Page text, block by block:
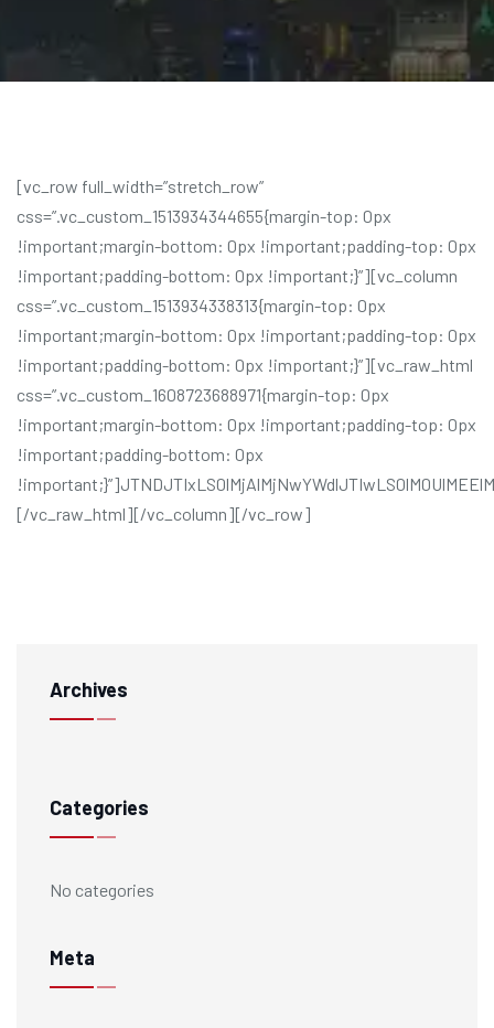
[vc_row full_width=”stretch_row” css=”.vc_custom_1513934344655{margin-top: 0px !important;margin-bottom: 0px !important;padding-top: 0px !important;padding-bottom: 0px !important;}”][vc_column css=”.vc_custom_1513934338313{margin-top: 0px !important;margin-bottom: 0px !important;padding-top: 0px !important;padding-bottom: 0px !important;}”][vc_raw_html css=”.vc_custom_1608723688971{margin-top: 0px !important;margin-bottom: 0px !important;padding-top: 0px !important;padding-bottom: 0px !important;}”]JTNDJTIxLS0lMjAlMjNwYWdlJTIwLS0lM0UlMEElM0NkaXYlMjBpZCUzRCUyMnBhZ2UlMjIlMjBjbGFzcyUzRCUyMnNpdGUlMjIlM0UlMEElM0MlMjEtLSUyMCUyM2NvbnRlbnQlMjAtLSUzRSUwQSUzQ2RpdiUyMGlkJTNEJTIyY29udGVudCUyMiUyMGNsYXNzJTNEJTIyc2l0ZS1jb250ZW50JTIyJTNFJTBBJTNDZGl2JTIwaWQlM0QlMjJwcmltYXJ5JTIyJTIwY2xhc3MlM0QlMjJjb250ZW50LWFyZWElMjIlM0UlMEElM0NtYWluJTIwaWQlM0QlMjJtYWluJTIyJTIwY2xhc3MlM0QlMjJzaXRlLW1haW4lMjIlM0UlMEElM0NkaXYlMjBjbGFzcyUzRCUyMmNvbnRhaW5lciUyMiUzRSUwQSUzQ2FydGljbGUlMjBpZCUzRCUyMnBvc3QtMzEyMCUyMiUyMGNsYXNzJTNEJTIycG9zdC0zMTIwJTIwcGFnZSUyMHR5cGUtcGFnZSUyMHN0YXR1cy1wdWJsaXNoJTIwaGVudHJ5JTIyJTNFJTBBJTNDaGVhZGVyJTIwY2xhc3MlM0QlMjJlbnRyeS1oZWFkZXIlMjIlM0UlMEElM0MlMkZoZWFkZXIlM0UlM0MlMjEtLSUyMC5lbnRyeS1oZWFkZXIlMjAtLSUzRSUwQSUzQ2RpdiUyMGNsYXNzJTNEJTIyZW50cnktY29udGVudCUyMiUzRSUwQSUzQ2RpdiUyMGNsYXNzJTNEJTIydmNfcm93JTIwd3BiX3JvdyUyMHZjX3Jvdy1mbHVpZCUyMHZjX2N1c3RvbV8xNTEyMDE4Mzc3NTkxJTIyJTNFJTNDZGl2JTIwY2xhc3MlM0QlMjJ3cGJfY29sdW1uJTIwdmNfY29sdW1uX2NvbnRhaW5lciUyMHZjX2NvbC1zbS0xMiUyMiUzRSUzQ2RpdiUyMGNsYXNzJTNEJTIydmNfY29sdW1uLWlubmVyJTIwdmNfY3VzdG9tXzE1MTQ2MTYxNjY4NzAlMjIlM0UlM0NkaXYlMjBjbGFzcyUzRCUyMndwYl93cmFwcGVyJTIyJTNFJTBBJTNDZGl2JTIwY2xhc3MlM0QlMjJ3cGJfcmF3X2NvZGUlMjB3cGJfY29udGVudF9lbGVtZW50JTIwd3BiX3Jhd19odG1sJTIwdmNfY3VzdG9tXzE1MTQ2MTYxNDEwMTElMjIlMjAlM0UlMEElM0NkaXYlMjBjbGFzcyUzRCUyMndwYl93cmFwcGVyJTIyJTNFJTBBJTNDZGl2JTIwaWQlM0QlMjJjb250ZW50JTIyJTIwY2xhc3MlM0QlMjJzaXRlLWNvbnRlbnQlMjIlM0UlM0NkaXYlMjBpZCUzRCUyMnByaW1hcnklMjIlMjBjbGFzcyUzRCUyMmNvbnRlbnQtYXJlYSUyMiUzRSUzQ21haW4lMjBpZCUzRCUyMm1haW4lMjIlMjBjbGFzcyUzRCUyMnNpdGUtbWFpbiUyMHBvc3QtMjA2MyUyMHBvc3QlMjB0eXBlLXBvc3QlMjBzdGF0dXMtcHVibGlzaCUyMGZvcm1hdC1zdGFuZGFyZCUyMGhhcy1wb3N0LXRodW1ibmFpbCUyMGhlbnRyeSUyMGNhdGVnb3J5LWJ1c2luZXNzLXBsYW5zJTIwdGFnLWJ1c2luZXNzJTIwdGFnLWNvbnN1bHRpbmclMjB0YWctZmluYW5jaWFsLXBsYW5uaW5nJTIwdGFnLWZ1bmRzJTIwdGFnLWxvd2VyLXN0YWZmJTIyJTIwJTNFJTNDJTIxLS0lMjB3cmFwZXJfYmxvZ19tYWluJTIwLS0lM0UlM0NkaXYlMjBjbGFzcyUzRCUyMndyYXBlcl9ibG9nX21haW4lMjIlM0UlM0NkaXYlMjBjbGFzcyUzRCUyMmNvbnRhaW5lciUyMiUzRSUzQyUyMS0tJTIwcm93JTIwLS0lM0UlM0NkaXYlMjBjbGFzcyUzRCUyMnJvdyUyMiUzRSUzQ2RpdiUyMGNsYXNzJTNEJTIyY29sLWxnLTEyJTIwY29sLW1kLTEyJTIwY29sLXNtLTEyJTIwY29sLXhzLTEyJTIyJTNFJTNDJTIxLS0lMjBibG9nX21haW4lMjAtLSUzRSUzQ2RpdiUyMGNsYXNzJTNEJTIyYmxvZ19tYWluJTIyJTNFJTNDZGl2JTIwY2xhc3MlM0QlMjJyb3clMjIlM0UlM0NkaXYlMjBjbGFzcyUzRCUyMmNvbC1sZy00JTIwY29sLW1kLTQlMjBjb2wtc20tNiUyMGNvbC14cy0xMiUyMiUzRSUzQ2FydGljbGUlMjBpZCUzRCUyMnBvc3QtMjA2MyUyMiUyMGNsYXNzJTNEJTIyc3R5bGUtb25lJTIwcG9zdC0yMDYzJTIwcG9zdCUyMHR5cGUtcG9zdCUyMHN0YXR1cy1wdWJsaXNoJTIwZm9ybWF0LXN0YW5kYXJkJTIwaGFzLXBvc3QtdGh1bWJuYWlsJTIwaGVudHJ5JTIwY2F0ZWdvcnktYnVzaW5lc3MtcGxhbnMlMjB0YWctYnVzaW5lc3MlMjB0YWctY29uc3VsdGluZyUyMHRhZy1maW5hbmNpYWwtcGxhbm5pbmclMjB0YWctZnVuZHMlMjB0YWctbG93ZXItc3RhZmYlMjIlM0UlM0NkaXYlMjBjbGFzcyUzRCUyMnBvc3QtdGh1bWJuYWlsJTIyJTNFJTNDaW1nJTIwc3JjJTNEJTIyaHR0cHMlM0ElMkYlMkZjb25zdWx0aXgucmFkaWFudHRoZW1lcy5jb20lMkZkZW1vLWZpdmUlMkZ3cC1jb250ZW50JTJGdGhlbWVzJTJGY29uc3VsdGl4JTJGaW1hZ2VzJTJGbm8taW1hZ2UtZm91bmQtMzYweDI1MC5wbmclMjIlMjBhbHQlM0QlMjJubyUyMGltYWdlJTIwZm91bmQlMjIlMjB3aWR0aCUzRCUyMjM3MCUyMiUyMGhlaWdodCUzRCUyMjE5MCUyMiUzRSUzQ2RpdiUyMGNsYXNzJTNEJTIycGxhY2Vob2xkZXIlMjIlM0UlM0NhJTIwaHJlZiUzRCUyMmh0dHBzJTNBJTJGJTJGY29uc3VsdGl4LnJhZGlhbnR0aGVtZXMuY29tJTJGZGVtby1maXZlJTJGZmluYW5jaWFsLXNlcnZpY2VzLWZpdmUtd2F5cy10by1zdGFydCUyRiUyMiUzRSUzQ2ltZyUyMHdpZHRoJTNEJTIyNjQwJTIyJTIwaGVpZ2h0JTNEJTIyMzE3JTIyJTIwc3JjJTNEJTIyaHR0cHMlM0ElMkYlMkZjb25zdWx0aXgucmFkaWFudHRoZW1lcy5jb20lMkZkZW1vLWZpdmUlMkZ3cC1jb250ZW50JTJGdXBsb2FkcyUyRnNpdGVzJTJGMiUyRjIwMTclMkYxMSUyRkZpbmFuY2lhbC1TZXJ2aWNlcy1GaXZlLVdheXMtdG8tU3RhcnQuanBnJTIyJTIwY2xhc3MlM0QlMjJhdHRhY2htZW50LWxhcmdlJTIwc2l6ZS1sYXJnZSUyMHdwLXBvc3QtaW1hZ2UlMjIlMjBhbHQlM0QlMjJGaW5hbmNpYWwlMjBTZXJ2aWNlcyUyMCVFMiU4MCU5MyUyMEZpdmUlMjBXYXlzJTIwdG8lMjBTdGFydCUyMiUyMHNyY3NldCUzRCUyMmh0dHBzJTNBJTJGJTJGY29uc3VsdGl4LnJhZGlhbnR0aGVtZXMuY29tJTJGZGVtby1maXZlJTJGd3AtY29udGVudCUyRnVwbG9hZHMlMkZzaXRlcyUyRjIlMkYyMDE3JTJGMTElMkZGaW5hbmNpYWwtU2VydmljZXMtRml2ZS1XYXlzLXRvLVN0YXJ0LmpwZyUyMDg0OHclMkMlMjBodHRwcyUzQSUyRiUyRmNvbnN1bHRpeC5yYWRpYW50dGhlbWVzLmNvbSUyRmRlbW8tZml2ZSUyRndwLWNvbnRlbnQlMkZ1cGxvYWRzJTJGc2l0ZXMlMkYyJTJGMjAxNyUyRjExJTJGRmluYW5jaWFsLVNlcnZpY2VzLUZpdmUtV2F5cy10by1TdGFydC5qcGclMjAzMDB3JTJDJTIwaHR0cHMlM0ElMkYlMkZjb25zdWx0aXgucmFkaWFudHRoZW1lcy5jb20lMkZkZW1vLWZpdmUlMkZ3cC1jb250ZW50JTJGdXBsb2FkcyUyRnNpdGVzJTJGMiUyRjIwMTclMkYxMSUyRkZpbmFuY2lhbC1TZXJ2aWNlcy1GaXZlLVdheXMtdG8tU3RhcnQuanBnJTIwNzY4dyUyMiUyMHNpemVzJTNEJTIyJTI4bWF4LXdpZHRoJTNBJTIwNjQwcHglMjklMjAxMDB2dyUyQyUyMDY0MHB4JTIyJTIwJTJGJTNFJTNDJTJGYSUzRSUzQyUyRmRpdiUzRSUzQyUyRmRpdiUzRSUzQyUyMS0tJTIwLnBvc3QtdGh1bWJuYWlsJTIwLS0lM0UlM0NkaXYlMjBjbGFzcyUzRCUyMmVudHJ5LW1haW4lMjBtYXRjaEhlaWdodCUyMiUzRSUzQ2hlYWRlciUyMGNsYXNzJTNEJTIyZW50cnktaGVhZGVyJTIyJTNFJTNDaDMlMjBjbGFzcyUzRCUyMmVudHJ5LXRpdGxlJTIyJTNFJTNDYSUyMGhyZWYlM0QlMjJodHRwcyUzQSUyRiUyRmNvbnN1bHRpeC5yYWRpYW50dGhlbWVzLmNvbSUyRmRlbW8tZml2ZSUyRmZpbmFuY2lhbC1zZXJ2aWNlcy1maXZlLXdheXMtdG8tc3RhcnQlMkYlMjIlMjByZWwlM0QlMjJib29rbWFyayUyMiUzRUZpbmFuY2lhbCUyMFNlcnZpY2VzJTIwJTI2JTIzODIxMSUzQiUyMEZpdmUlMjBXYXlzJTIwdG8lMjBTdGFydCUzQyUyRmElM0UlM0MlMkZoMyUzRSUwOSUwOSUzQyUyRmhlYWRlciUzRSUzQyUyMS0tJTIwLmVudHJ5LWhlYWRlciUyMC0tJTNFJTNDZGl2JTIwY2xhc3MlM0QlMjJlbnRyeS1jb250ZW50JTIyJTNFTG9yZW0lMjBJcHN1bSUyMGlzJTIwc2ltcGx5JTIwZHVtbXklMjB0ZXh0JTIwb2YlMjB0aGUlMjBwcmludGluZyUyMGFuZCUyMHR5cGVzZXR0aW5nJTIwaW5kdXN0cnkuJTIwTG9yZW0lMjBJcHN1bSUyMGhhcyUyMGJlZW4lMjB0aGUlMjAuLi4lMDklMDklM0MlMkZkaXYlM0UlM0MlMjEtLSUyMC5lbnRyeS1jb250ZW50JTIwLS0lM0UlM0MlMkZkaXYlM0UlM0MlMjEtLSUyMC5lbnRyeS1tYWluJTIwLS0lM0UlM0NkaXYlMjBjbGFzcyUzRCUyMnBvc3QtbWV0YSUyMiUzRSUzQ3NwYW4lM0UlM0NpJTIwY2xhc3MlM0QlMjJmYSUyMGZhLXVzZXItbyUyMiUzRSUzQyUyRmklM0UlMjAlM0NhJTIwaHJlZiUzRCUyMmh0dHAlM0ElMkYlMkZ3d3cud2Vic2l0ZS5jb20lMjIlMjB0aXRsZSUzRCUyMlZpc2l0JTIwSm9obiUyMERvZSUyNiUyMzgyMTclM0JzJTIwd2Vic2l0ZSUyMiUyMHJlbCUzRCUyMmF1dGhvciUyMGV4dGVybmFsJTIyJTNFSm9obiUyMERvZSUzQyUyRmElM0UlM0MlMkZzcGFuJTNFJTNDc3BhbiUzRSUzQ2klMjBjbGFzcyUzRCUyMmZhJTIwZmEtY29tbWVudHMtbyUyMiUzRSUzQyUyRmklM0UlMjBObyUyMENvbW1lbnRzJTNDJTJGc3BhbiUzRSUzQyUyRmRpdiUzRSUzQyUyMS0tJTIwLnBvc3QtbWV0YSUyMC0tJTNFJTNDJTJGYXJ0aWNsZSUzRSUzQyUyMS0tJTIwJTIzcG9zdC0lMjMlMjMlMjAtLSUzRSUzQyUyRmRpdiUzRSUzQ2RpdiUyMGNsYXNzJTNEJTIyY29sLWxnLTQlMjBjb2wtbWQtNCUyMGNvbC1zbS02JTIwY29sLXhzLTEyJTIyJTNFJTNDYXJ0aWNsZSUyMGlkJTNEJTIycG9zdC0yMDU2JTIyJTIwY2xhc3MlM0QlMjJzdHlsZS1vbmUlMjBwb3N0LTIwNTYlMjBwb3N0JTIwdHlwZS1wb3N0JTIwc3RhdHVzLXB1Ymxpc2glMjBmb3JtYXQtc3RhbmRhcmQlMjBoYXMtcG9zdC10aHVtYm5haWwlMjBoZW50cnklMjBjYXRlZ29yeS1mdW5kaW5nLXRyZW5kcyUyMHRhZy1idXNpbmVzcyUyMHRhZy1jb25zdWx0aW5nJTIwdGFnLWZpbmFuY2lhbC1wbGFubmluZyUyMHRhZy1mdW5kcyUyMHRhZy1sb3dlci1zdGFmZiUyMiUzRSUzQ2RpdiUyMGNsYXNzJTNEJTIycG9zdC10aHVtYm5haWwlMjIlM0UlM0NpbWclMjBzcmMlM0QlMjJodHRwcyUzQSUyRiUyRmNvbnN1bHRpeC5yYWRpYW50dGhlbWVzLmNvbSUyRmRlbW8tZml2ZSUyRndwLWNvbnRlbnQlMkZ0aGVtZXMlMkZjb25zdWx0aXglMkZpbWFnZXMlMkZuby1pbWFnZS1mb3VuZC0zNjB4MjUwLnBuZyUyMiUyMGFsdCUzRCUyMm5vJTIwaW1hZ2UlMjBmb3VuZCUyMiUyMHdpZHRoJTNEJTIyMzcwJTIyJTIwaGVpZ2h0JTNEJTIyMTkwJTIyJTNFJTNDZGl2JTIwY2xhc3MlM0QlMjJwbGFjZWhvbGRlciUyMiUzRSUzQ2ElMjBocmVmJTNEJTIyaHR0cHMlM0ElMkYlMkZjb25zdWx0aXgucmFkaWFudHRoZW1lcy5jb20lMkZkZW1vLWZpdmUlMkZjb21tb24tbWlzdGFrZXMtd2hlbi1tYW5hZ2luZy1maW5hbmNlcyUyRiUyMiUzRSUzQ2ltZyUyMHdpZHRoJTNEJTIyNjQwJTIyJTIwaGVpZ2h0JTNEJTIyMzE3JTIyJTIwc3JjJTNEJTIyaHR0cHMlM0ElMkYlMkZjb25zdWx0aXgucmFkaWFudHRoZW1lcy5jb20lMkZkZW1vLWZpdmUlMkZ3cC1jb250ZW50JTJGdXBsb2FkcyUyRnNpdGVzJTJGMiUyRjIwMTclMkYxMSUyRlRoZS1tb3N0LWNvbW1vbi1taXN0YWtlcy13aGVuLW1hbmFnaW5nLXBlcnNvbmFsLWZpbmFuY2VzLmpwZyUyMiUyMGNsYXNzJTNEJTIyYXR0YWNobWVudC1sYXJnZSUyMHNpemUtbGFyZ2UlMjB3cC1wb3N0LWltYWdlJTIyJTIwYWx0JTNEJTIyJTIyJTIwc3Jjc2V0JTNEJTIyaHR0cHMlM0ElMkYlMkZjb25zdWx0aXgucmFkaWFudHRoZW1lcy5jb20lMkZkZW1vLWZpdmUlMkZ3cC1jb250ZW50JTJGdXBsb2FkcyUyRnNpdGVzJTJGMiUyRjIwMTclMkYxMSUyRlRoZS1tb3N0LWNvbW1vbi1taXN0YWtlcy13aGVuLW1hbmFnaW5nLXBlcnNvbmFsLWZpbmFuY2VzLmpwZyUyMDg0OHclMkMlMjBodHRwcyUzQSUyRiUyRmNvbnN1bHRpeC5yYWRpYW50dGhlbWVzLmNvbSUyRmRlbW8tZml2ZSUyRndwLWNvbnRlbnQlMkZ1cGxvYWRzJTJGc2l0ZXMlMkYyJTJGMjAxNyUyRjExJTJGVGhlLW1vc3QtY29tbW9uLW1pc3Rha2VzLXdoZW4tbWFuYWdpbmctcGVyc29uYWwtZmluYW5jZXMuanBnJTIwMzAwdyUyQyUyMGh0dHBzJTNBJTJGJTJGY29uc3VsdGl4LnJhZGlhbnR0aGVtZXMuY29tJTJGZGVtby1maXZlJTJGd3AtY29udGVudCUyRnVwbG9hZHMlMkZzaXRlcyUyRjIlMkYyMDE3JTJGMTElMkZUaGUtbW9zdC1jb21tb24tbWlzdGFrZXMtd2hlbi1tYW5hZ2luZy1wZXJzb25hbC1maW5hbmNlcy5qcGclMjA3Njh3JTIyJTIwc2l6ZXMlM0QlMjIlMjhtYXgtd2lkdGglM0ElMjA2NDBweCUyOSUyMDEwMHZ3JTJDJTIwNjQwcHglMjIlMjAlMkYlM0UlM0MlMkZhJTNFJTNDJTJGZGl2JTNFJTNDJTJGZGl2JTNFJTNDJTIxLS0lMjAucG9zdC10aHVtYm5haWwlMjAtLSUzRSUzQ2RpdiUyMGNsYXNzJTNEJTIyZW50cnktbWFpbiUyMG1hdGNoSGVpZ2h0JTIyJTNFJTNDaGVhZGVyJTIwY2xhc3MlM0QlMjJlbnRyeS1oZWFkZXIlMjIlM0UlM0NoMyUyMGNsYXNzJTNEJTIyZW50cnktdGl0bGUlMjIlM0UlM0NhJTIwaHJlZiUzRCUyMmh0dHBzJTNBJTJGJTJGY29uc3VsdGl4LnJhZGlhbnR0aGVtZXMuY29tJTJGZGVtby1maXZlJTJGY29tbW9uLW1pc3Rha2VzLXdoZW4tbWFuYWdpbmctZmluYW5jZXMlMkYlMjIlMjByZWwlM0QlMjJib29rbWFyayUyMiUzRUNvbW1vbiUyMG1pc3Rha2VzJTIwd2hlbiUyMG1hbmFnaW5nJTIwZmluYW5jZXMlM0MlMkZhJTNFJTNDJTJGaDMlM0UlMDklMDklM0MlMkZoZWFkZXIlM0UlM0MlMjEtLSUyMC5lbnRyeS1oZWFkZXIlMjAtLSUzRSUzQ2RpdiUyMGNsYXNzJTNEJTIyZW50cnktY29udGVudCUyMiUzRUxvcmVtJTIwSXBzdW0lMjBpcyUyMHNpbXBseSUyMGR1bW15JTIwdGV4dCUyMG9mJTIwdGhlJTIwcHJpbnRpbmclMjBhbmQlMjB0eXBlc2V0dGluZyUyMGluZHVzdHJ5LiUyMExvcmVtJTIwSXBzdW0lMjBoYXMlMjBiZWVuJTIwdGhlJTIwLi4uJTA5JTA5JTNDJTJGZGl2JTNFJTNDJTIxLS0lMjAuZW50cnktY29udGVudCUyMC0tJTNFJTNDJTJGZGl2JTNFJTNDJTIxLS0lMjAuZW50cnktbWFpbiUyMC0tJTNFJTNDZGl2JTIwY2xhc3MlM0QlMjJwb3N0LW1ldGElMjIlM0UlM0NzcGFuJTNFJTNDaSUyMGNsYXNzJTNEJTIyZmElMjBmYS11c2VyLW8lMjIlM0UlM0MlMkZpJTNFJTIwJTNDYSUyMGhyZWYlM0QlMjJodHRwJTNBJTJGJTJGd3d3LndlYnNpdGUuY29tJTIyJTIwdGl0bGUlM0QlMjJWaXNpdCUy
Archives
Categories
No categories
Meta